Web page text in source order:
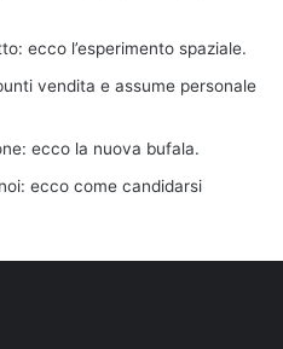
ecco l’esperimento spaziale.
vendita e assume personale
ecco la nuova bufala.
ecco come candidarsi